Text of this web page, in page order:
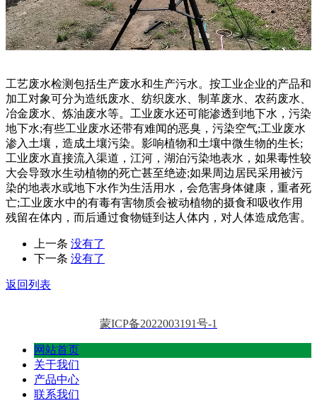
工艺废水检测包括生产废水和生产污水。按工业企业的产品和
加工对象可分为造纸废水、纺织废水、制革废水、农药废水、
冶金废水、炼油废水等。工业废水还可能渗透到地下水，污染
地下水;有些工业废水还带有难闻的恶臭，污染空气;工业废水
渗入土壤，造成土壤污染。影响植物和土壤中微生物的生长;
工业废水直接流入渠道，江河，湖泊污染地表水，如果毒性较
大会导致水生动植物的死亡甚至绝迹;如果周边居民采用被污
染的地表水或地下水作为生活用水，会危害身体健康，重者死
亡;工业废水中的有毒有害物质会被动植物的摄食和吸收作用
残留在体内，而后通过食物链到达人体内，对人体造成危害。
上一条 没有了
下一条 没有了
返回列表
蒙ICP备2022003191号-1
网站首页
关于我们
产品中心
联系我们